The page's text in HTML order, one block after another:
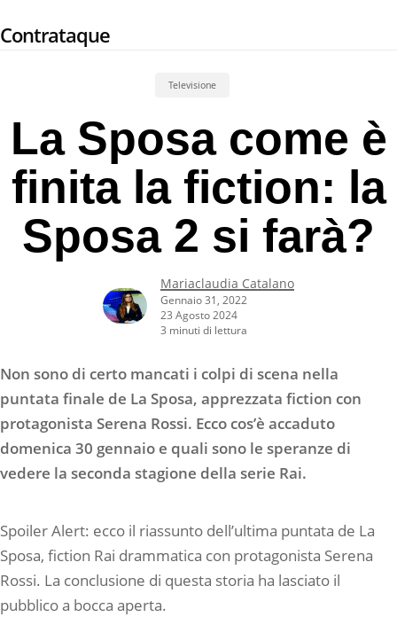
to
Contrataque
Televisione
La Sposa come è
finita la fiction: la
Sposa 2 si farà?
Mariaclaudia Catalano
Gennaio 31, 2022
23 Agosto 2024
3 minuti di lettura
Non sono di certo mancati i colpi di scena nella
puntata finale de La Sposa, apprezzata fiction con
protagonista Serena Rossi. Ecco cos’è accaduto
domenica 30 gennaio e quali sono le speranze di
vedere la seconda stagione della serie Rai.
Spoiler Alert: ecco il riassunto dell’ultima puntata de La
Sposa, fiction Rai drammatica con protagonista Serena
Rossi. La conclusione di questa storia ha lasciato il
pubblico a bocca aperta.